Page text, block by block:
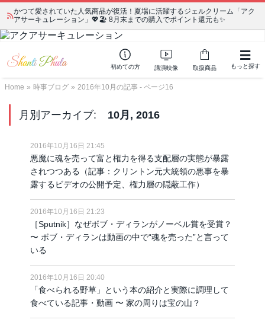
かつて愛されていた人気商品が復活！夏場に活躍するジェルクリーム「アク
アサーキュレーション」💖🏖️ 8月末までの購入でポイント還元も✨
初めての方 講演映像 取扱商品 もっと探す
Home » 時事ブログ » 2016年10月の記事 - ページ16
月別アーカイブ: 10月, 2016
2016年10月16日 21:45
悪魔に魂を売って富と権力を得る支配層の実態が暴露
されつつある（記事：クリントン元大統領の悪事を暴
露するビデオの公開予定、権力層の隠蔽工作）
2016年10月16日 21:23
［Sputnik］なぜボブ・ディランがノーベル賞を受賞？
〜 ボブ・ディランは動画の中で“魂を売った”と言って
いる
2016年10月16日 20:40
「食べられる野草」という本の紹介と実際に調理して
食べている記事・動画 〜 家の周りは宝の山？